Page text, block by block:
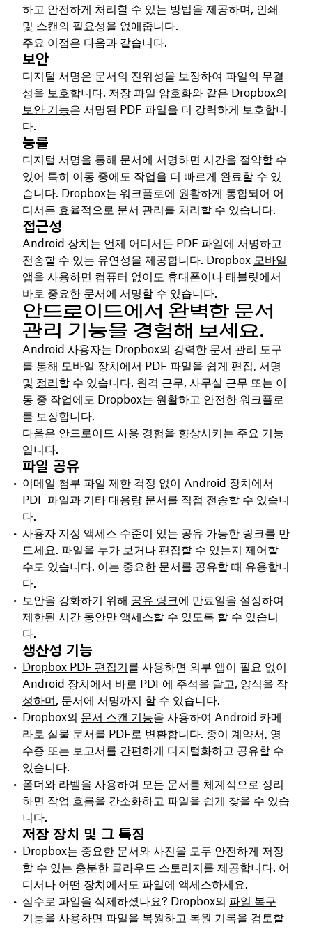
하고 안전하게 처리할 수 있는 방법을 제공하며, 인쇄
및 스캔의 필요성을 없애줍니다.
주요 이점은 다음과 같습니다.
보안
디지털 서명은 문서의 진위성을 보장하여 파일의 무결
성을 보호합니다. 저장 파일 암호화와 같은 Dropbox의
보안 기능은 서명된 PDF 파일을 더 강력하게 보호합니
다.
능률
디지털 서명을 통해 문서에 서명하면 시간을 절약할 수
있어 특히 이동 중에도 작업을 더 빠르게 완료할 수 있
습니다. Dropbox는 워크플로에 원활하게 통합되어 어
디서든 효율적으로 문서 관리를 처리할 수 있습니다.
접근성
Android 장치는 언제 어디서든 PDF 파일에 서명하고
전송할 수 있는 유연성을 제공합니다. Dropbox 모바일
앱을 사용하면 컴퓨터 없이도 휴대폰이나 태블릿에서
바로 중요한 문서에 서명할 수 있습니다.
안드로이드에서 완벽한 문서
관리 기능을 경험해 보세요.
Android 사용자는 Dropbox의 강력한 문서 관리 도구
를 통해 모바일 장치에서 PDF 파일을 쉽게 편집, 서명
및 정리할 수 있습니다. 원격 근무, 사무실 근무 또는 이
동 중 작업에도 Dropbox는 원활하고 안전한 워크플로
를 보장합니다.
다음은 안드로이드 사용 경험을 향상시키는 주요 기능
입니다.
파일 공유
이메일 첨부 파일 제한 걱정 없이 Android 장치에서
PDF 파일과 기타 대용량 문서를 직접 전송할 수 있습니
다.
사용자 지정 액세스 수준이 있는 공유 가능한 링크를 만
드세요. 파일을 누가 보거나 편집할 수 있는지 제어할
수도 있습니다. 이는 중요한 문서를 공유할 때 유용합니
다.
보안을 강화하기 위해 공유 링크에 만료일을 설정하여
제한된 시간 동안만 액세스할 수 있도록 할 수 있습니
다.
생산성 기능
Dropbox PDF 편집기를 사용하면 외부 앱이 필요 없이
Android 장치에서 바로 PDF에 주석을 달고, 양식을 작
성하며, 문서에 서명까지 할 수 있습니다.
Dropbox의 문서 스캔 기능을 사용하여 Android 카메
라로 실물 문서를 PDF로 변환합니다. 종이 계약서, 영
수증 또는 보고서를 간편하게 디지털화하고 공유할 수
있습니다.
폴더와 라벨을 사용하여 모든 문서를 체계적으로 정리
하면 작업 흐름을 간소화하고 파일을 쉽게 찾을 수 있습
니다.
저장 장치 및 그 특징
Dropbox는 중요한 문서와 사진을 모두 안전하게 저장
할 수 있는 충분한 클라우드 스토리지를 제공합니다. 어
디서나 어떤 장치에서도 파일에 액세스하세요.
실수로 파일을 삭제하셨나요? Dropbox의 파일 복구
기능을 사용하면 파일을 복원하고 복원 기록을 검토할